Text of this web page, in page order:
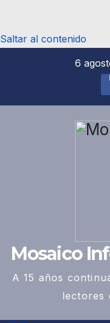
Saltar al contenido
6
Mosaico
A 15 años
lectores